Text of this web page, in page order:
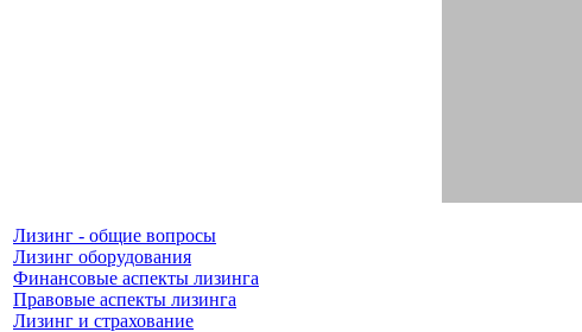
Лизинг - общие вопросы
Лизинг оборудования
Финансовые аспекты лизинга
Правовые аспекты лизинга
Лизинг и страхование